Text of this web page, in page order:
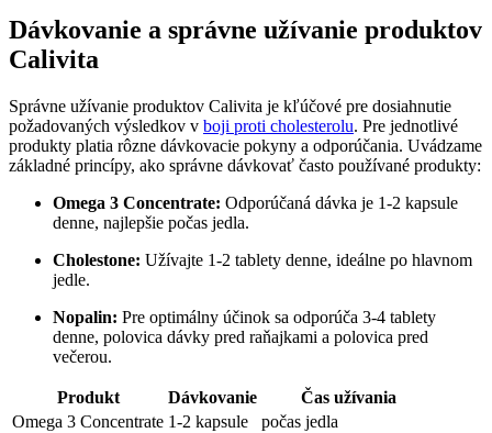
Dávkovanie a správne užívanie produktov
Calivita
Správne užívanie produktov Calivita je kľúčové pre dosiahnutie
požadovaných výsledkov v boji proti cholesterolu. Pre jednotlivé
produkty platia rôzne dávkovacie pokyny a odporúčania. Uvádzame
základné princípy, ako správne dávkovať často používané produkty:
Omega 3 Concentrate: Odporúčaná dávka je 1-2 kapsule
denne, najlepšie počas jedla.
Cholestone: Užívajte 1-2 tablety denne, ideálne po hlavnom
jedle.
Nopalin: Pre optimálny účinok sa odporúča 3-4 tablety
denne, polovica dávky pred raňajkami a polovica pred
večerou.
Produkt Dávkovanie
Čas užívania
Omega 3 Concentrate 1-2 kapsule
počas jedla